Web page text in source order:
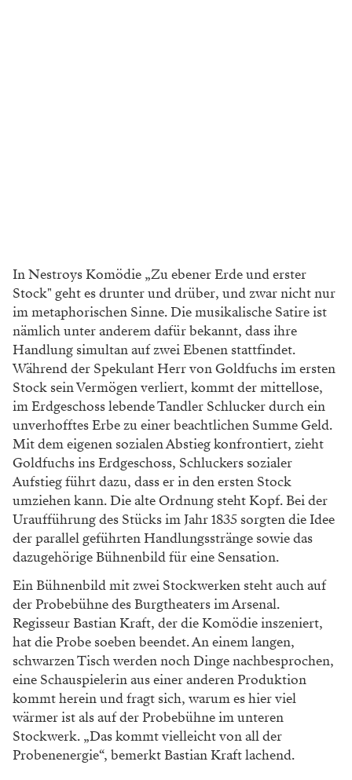
In Nestroys Komödie „Zu ebener Erde und erster
Stock" geht es drunter und drüber, und zwar nicht nur
im metaphorischen Sinne. Die musikalische Satire ist
nämlichunter anderem dafür bekannt, dass ihre
Handlung simultan auf zwei Ebenen stattfindet.
Während der Spekulant Herr von Goldfuchsim ersten
Stock sein Vermögen verliert, kommtder mittellose,
im Erdgeschoss lebende Tandler Schlucker durch ein
unverhofftes Erbe zu einerbeachtlichen Summe Geld.
Mit dem eigenen sozialen Abstieg konfrontiert, zieht
Goldfuchsins Erdgeschoss, Schluckers sozialer
Aufstiegführt dazu, dass er in den ersten Stock
umziehenkann. Die alte Ordnung steht Kopf. Bei der
Uraufführung des Stücks im Jahr 1835 sorgtendie Idee
der parallel geführten Handlungsstränge sowie das
dazugehörige Bühnenbildfür eine Sensation.
Ein Bühnenbild mit zwei Stockwerken stehtauch auf
der Probebühne des Burgtheaters imArsenal.
Regisseur Bastian Kraft, der die Komödie inszeniert,
hat die Probe soeben beendet.An einem langen,
schwarzen Tisch werden nochDinge nachbesprochen,
eine Schauspielerin auseiner anderen Produktion
kommt herein undfragt sich, warum es hier viel
wärmer ist als aufder Probebühne im unteren
Stockwerk. „Daskommt vielleicht von all der
Probenenergie“, bemerkt Bastian Kraft lachend.